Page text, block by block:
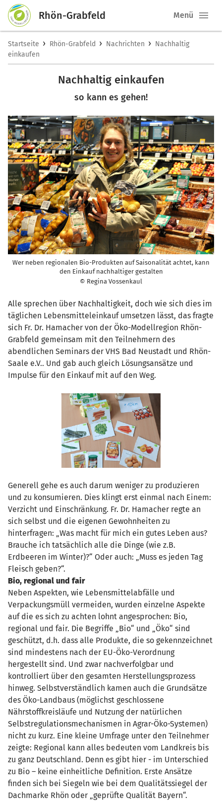
Rhön-Grabfeld Menü
Startseite › Rhön-Grabfeld › Nachrichten › Nachhaltig
einkaufen
Nachhaltig einkaufen
so kann es gehen!
Wer neben regionalen Bio-Produkten auf Saisonalität achtet, kann
den Einkauf nachhaltiger gestalten
© Regina Vossenkaul
Alle sprechen über Nachhaltigkeit, doch wie sich dies im
täglichen Lebensmitteleinkauf umsetzen lässt, das fragte
sich Fr. Dr. Hamacher von der Öko-Modellregion Rhön-
Grabfeld gemeinsam mit den Teilnehmern des
abendlichen Seminars der VHS Bad Neustadt und Rhön-
Saale e.V.. Und gab auch gleich Lösungsansätze und
Impulse für den Einkauf mit auf den Weg.
Generell gehe es auch darum weniger zu produzieren
und zu konsumieren. Dies klingt erst einmal nach Einem:
Verzicht und Einschränkung. Fr. Dr. Hamacher regte an
sich selbst und die eigenen Gewohnheiten zu
hinterfragen: „Was macht für mich ein gutes Leben aus?
Brauche ich tatsächlich alle die Dinge (wie z.B.
Erdbeeren im Winter)?“ Oder auch: „Muss es jeden Tag
Fleisch geben?“.
Bio, regional und fair
Neben Aspekten, wie Lebensmittelabfälle und
Verpackungsmüll vermeiden, wurden einzelne Aspekte
auf die es sich zu achten lohnt angesprochen: Bio,
regional und fair. Die Begriffe „Bio“ und „Öko“ sind
geschützt, d.h. dass alle Produkte, die so gekennzeichnet
sind mindestens nach der EU-Öko-Verordnung
hergestellt sind. Und zwar nachverfolgbar und
kontrolliert über den gesamten Herstellungsprozess
hinweg. Selbstverständlich kamen auch die Grundsätze
des Öko-Landbaus (möglichst geschlossene
Nährstoffkreisläufe und Nutzung der natürlichen
Selbstregulationsmechanismen in Agrar-Öko-Systemen)
nicht zu kurz. Eine kleine Umfrage unter den Teilnehmer
zeigte: Regional kann alles bedeuten vom Landkreis bis
zu ganz Deutschland. Denn es gibt hier - im Unterschied
zu Bio – keine einheitliche Definition. Erste Ansätze
finden sich bei Siegeln wie bei dem Qualitätssiegel der
Dachmarke Rhön oder „geprüfte Qualität Bayern“.